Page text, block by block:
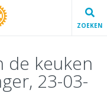
ZOEKEN
de keuken
23-03-